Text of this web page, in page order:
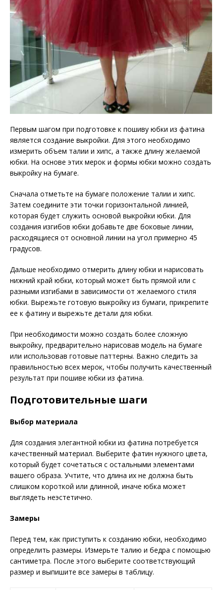
Первым шагом при подготовке к пошиву юбки из фатина
является создание выкройки. Для этого необходимо
измерить объем талии и хипс, а также длину желаемой
юбки. На основе этих мерок и формы юбки можно создать
выкройку на бумаге.
Сначала отметьте на бумаге положение талии и хипс.
Затем соедините эти точки горизонтальной линией,
которая будет служить основой выкройки юбки. Для
создания изгибов юбки добавьте две боковые линии,
расходящиеся от основной линии на угол примерно 45
градусов.
Дальше необходимо отмерить длину юбки и нарисовать
нижний край юбки, который может быть прямой или с
разными изгибами в зависимости от желаемого стиля
юбки. Вырежьте готовую выкройку из бумаги, прикрепите
ее к фатину и вырежьте детали для юбки.
При необходимости можно создать более сложную
выкройку, предварительно нарисовав модель на бумаге
или использовав готовые паттерны. Важно следить за
правильностью всех мерок, чтобы получить качественный
результат при пошиве юбки из фатина.
Подготовительные шаги
Выбор материала
Для создания элегантной юбки из фатина потребуется
качественный материал. Выберите фатин нужного цвета,
который будет сочетаться с остальными элементами
вашего образа. Учтите, что длина их не должна быть
слишком короткой или длинной, иначе юбка может
выглядеть неэстетично.
Замеры
Перед тем, как приступить к созданию юбки, необходимо
определить размеры. Измерьте талию и бедра с помощью
сантиметра. После этого выберите соответствующий
размер и выпишите все замеры в таблицу.